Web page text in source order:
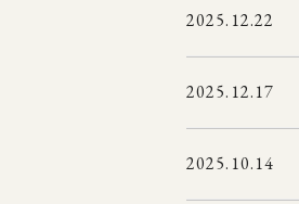
2025.12.22
2025.12.17
2025.10.14